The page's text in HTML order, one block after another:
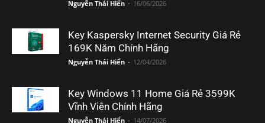
Nguyễn Thái Hiển - 16/06/2026
Key Kaspersky Internet Security Giá Rẻ
169K Năm Chính Hãng
Nguyễn Thái Hiển - 12/04/2026
Key Windows 11 Home Giá Rẻ 3599K
Vĩnh Viễn Chính Hãng
Nguyễn Thái Hiển - 14/07/2026